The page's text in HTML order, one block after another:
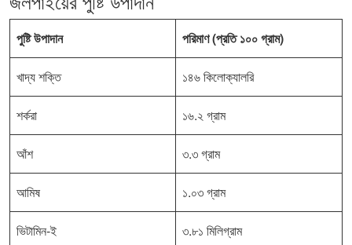
পুষ্টি উপাদান পরিমাণ (প্রতি ১০০ গ্রাম)
খাদ্য শক্তি ১৪৬ কিলোক্যালরি
শর্করা ১৬.২ গ্রাম
আঁশ ৩.৩ গ্রাম
আমিষ ১.০৩ গ্রাম
ভিটামিন-ই ৩.৮১ মিলিগ্রাম